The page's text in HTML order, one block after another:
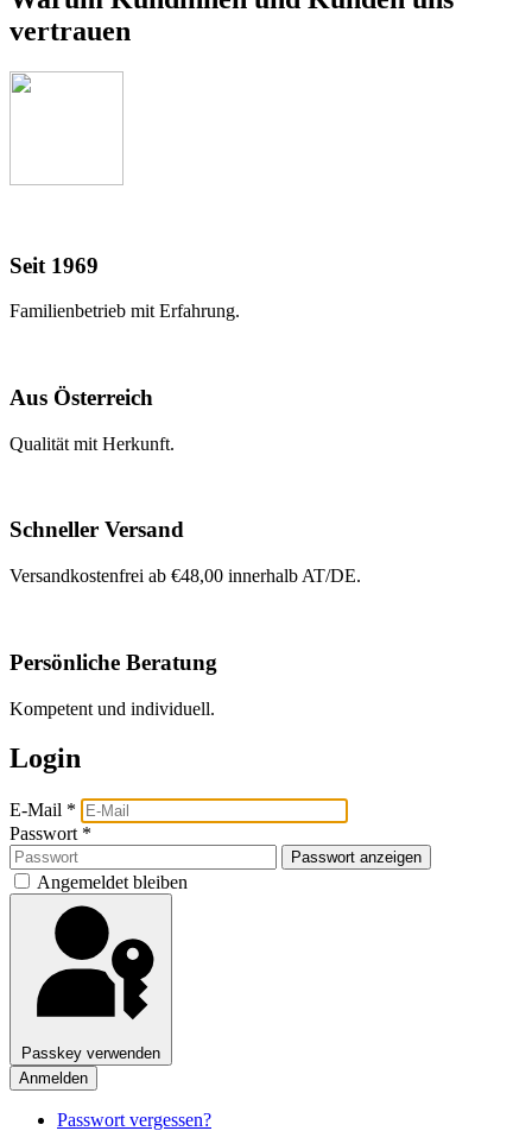
vertrauen
Seit 1969
Familienbetrieb mit Erfahrung.
Aus Österreich
Qualität mit Herkunft.
Schneller Versand
Versandkostenfrei ab €48,00 innerhalb AT/DE.
Persönliche Beratung
Kompetent und individuell.
Login
E-Mail *
Passwort *
Passwort anzeigen
Angemeldet bleiben
Passkey verwenden
Anmelden
Passwort vergessen?